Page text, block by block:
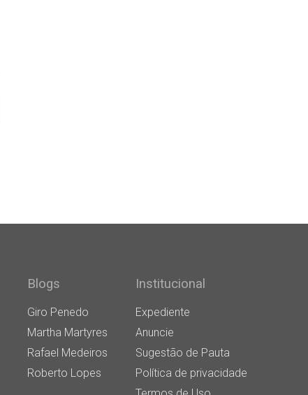
Blogs
Giro Penedo
Martha Martyres
Rafael Medeiros
Roberto Lopes
Institucional
Expediente
Anuncie
Sugestão de Pauta
Política de privacidade